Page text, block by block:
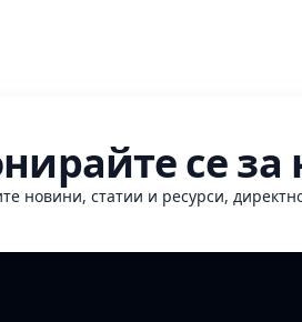
се
новини, статии и ресурси,